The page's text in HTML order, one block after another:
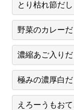
とり枯れ節だし
野菜のカレーだ
濃縮あご入り
極みの濃厚白
えろーうもお